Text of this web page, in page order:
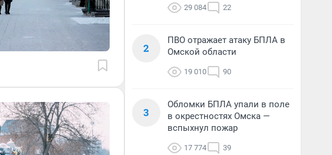
29 084 22
2
ПВО отражает атаку БПЛА в
Омской области
19 010 90
3
Обломки БПЛА упали в поле
в окрестностях Омска —
вспыхнул пожар
17 774 39